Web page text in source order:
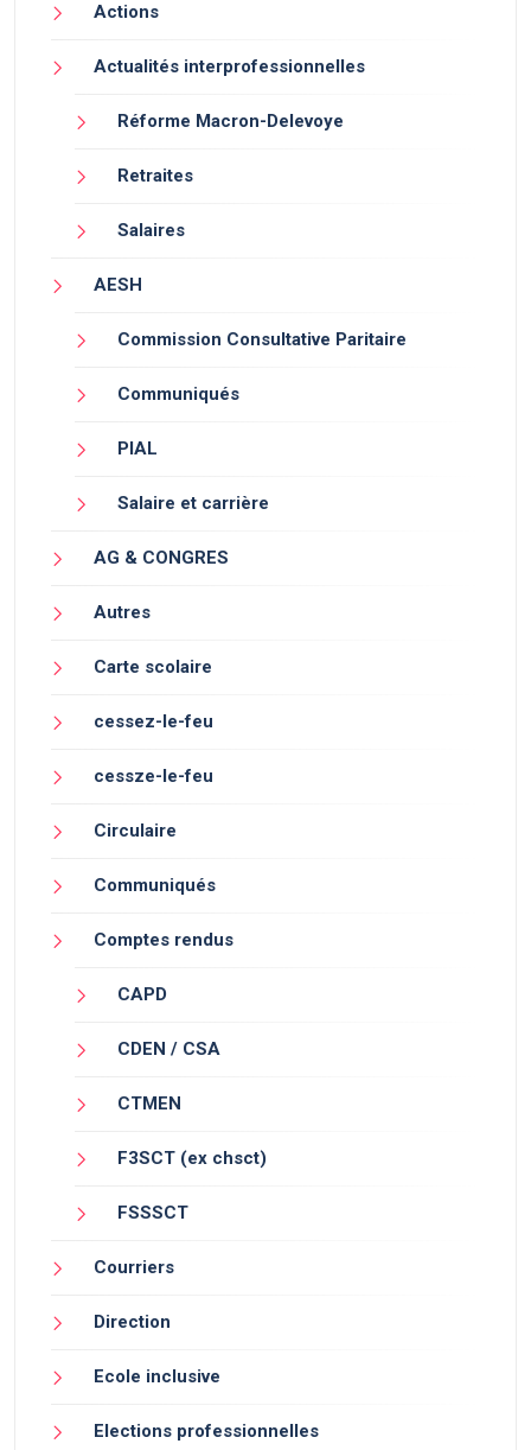
Actions
Actualités interprofessionnelles
Réforme Macron-Delevoye
Retraites
Salaires
AESH
Commission Consultative Paritaire
Communiqués
PIAL
Salaire et carrière
AG & CONGRES
Autres
Carte scolaire
cessez-le-feu
cessze-le-feu
Circulaire
Communiqués
Comptes rendus
CAPD
CDEN / CSA
CTMEN
F3SCT (ex chsct)
FSSSCT
Courriers
Direction
Ecole inclusive
Elections professionnelles